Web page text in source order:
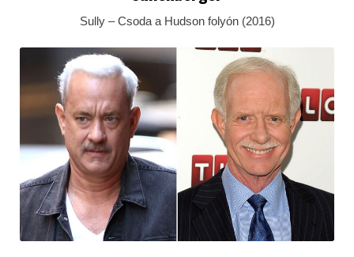
Sully – Csoda a Hudson folyón (2016)